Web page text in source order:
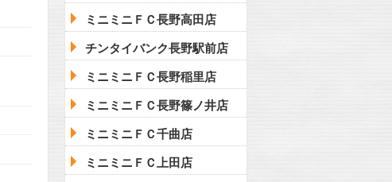
ミニミニＦＣ長野高田店
チンタイバンク長野駅前店
ミニミニＦＣ長野稲里店
ミニミニＦＣ長野篠ノ井店
ミニミニＦＣ千曲店
ミニミニＦＣ上田店